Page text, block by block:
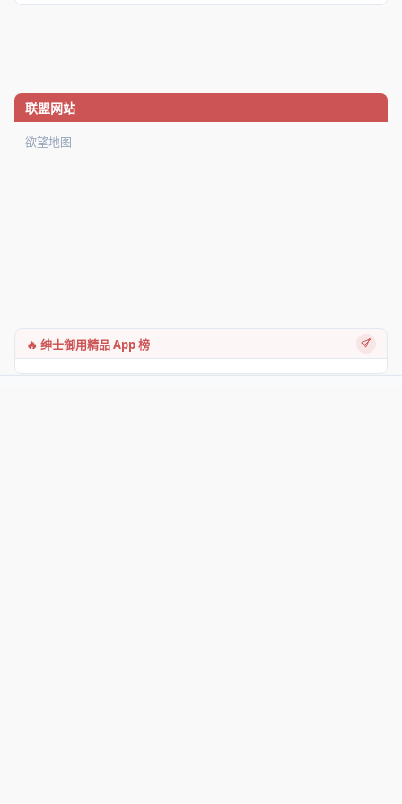
联盟网站
欲望地图
🔥 绅士御用精品 App 榜